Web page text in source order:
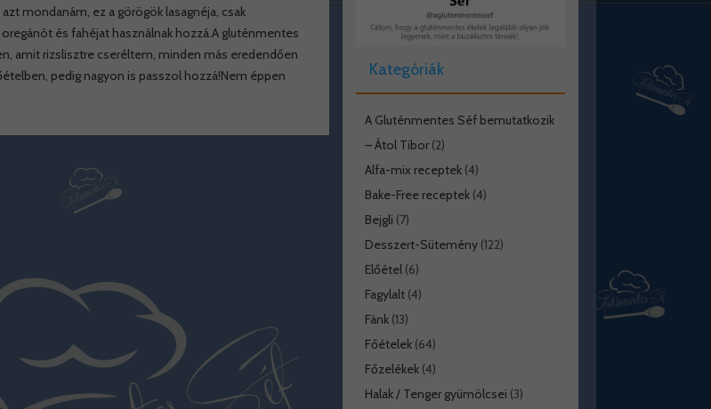
mondanám, ez a görögök lasagnéja, csak
és fahéjat használnak hozzá.A gluténmentes
amit rizslisztre cseréltem, minden más eredendően
pedig nagyon is passzol hozzá!Nem éppen
Kategóriák
A Gluténmentes Séf bemutatkozik
– Átol Tibor(2)
Alfa-mix receptek(4)
Bake-Free receptek(4)
Bejgli (7)
Desszert-Sütemény(122)
Előétel(6)
Fagylalt(4)
Fánk(13)
Főételek(64)
Főzelékek(4)
Halak / Tenger gyümölcsei (3)